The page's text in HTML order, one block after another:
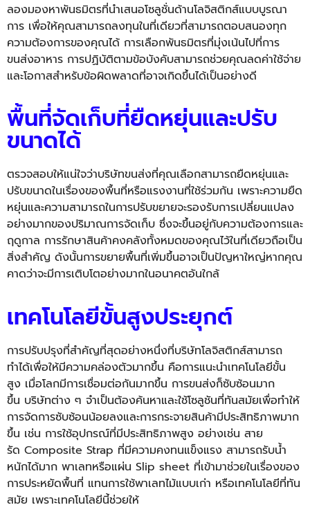
ลองมองหาพันธมิตรที่นำเสนอโซลูชั่นด้านโลจิสติกส์แบบบูรณา
การ เพื่อให้คุณสามารถลงทุนในที่เดียวที่สามารถตอบสนองทุก
ความต้องการของคุณได้ การเลือกพันธมิตรที่มุ่งเน้นไปที่การ
ขนส่งอาหาร การปฏิบัติตามข้อบังคับสามารถช่วยคุณลดค่าใช้จ่าย
และโอกาสสำหรับข้อผิดพลาดที่อาจเกิดขึ้นได้เป็นอย่างดี
พื้นที่จัดเก็บที่ยืดหยุ่นและปรับ
ขนาดได้
ตรวจสอบให้แน่ใจว่าบริษัทขนส่งที่คุณเลือกสามารถยืดหยุ่นและ
ปรับขนาดในเรื่องของพื้นที่หรือแรงงานที่ใช้ร่วมกัน เพราะความยืด
หยุ่นและความสามารถในการปรับขยายจะรองรับการเปลี่ยนแปลง
อย่างมากของปริมาณการจัดเก็บ ซึ่งจะขึ้นอยู่กับความต้องการและ
ฤดูกาล การรักษาสินค้าคงคลังทั้งหมดของคุณไว้ในที่เดียวถือเป็น
สิ่งสำคัญ ดังนั้นการขยายพื้นที่เพิ่มขึ้นอาจเป็นปัญหาใหญ่หากคุณ
คาดว่าจะมีการเติบโตอย่างมากในอนาคตอันใกล้
เทคโนโลยีขั้นสูงประยุกต์
การปรับปรุงที่สำคัญที่สุดอย่างหนึ่งที่บริษัทโลจิสติกส์สามารถ
ทำได้เพื่อให้มีความคล่องตัวมากขึ้น คือการแนะนำเทคโนโลยีขั้น
สูง เมื่อโลกมีการเชื่อมต่อกันมากขึ้น การขนส่งก็ซับซ้อนมาก
ขึ้น บริษัทต่าง ๆ จำเป็นต้องค้นหาและใช้โซลูชันที่ทันสมัยเพื่อทำให้
การจัดการซับซ้อนน้อยลงและการกระจายสินค้ามีประสิทธิภาพมาก
ขึ้น เช่น การใช้อุปกรณ์ที่มีประสิทธิภาพสูง อย่างเช่น สาย
รัด Composite Strap ที่มีความคงทนแข็งแรง สามารถรับน้ำ
หนักได้มาก พาเลทหรือแผ่น Slip sheet ที่เข้ามาช่วยในเรื่องของ
การประหยัดพื้นที่ แทนการใช้พาเลทไม้แบบเก่า หรือเทคโนโลยีที่ทัน
สมัย เพราะเทคโนโลยีนี้ช่วยให้